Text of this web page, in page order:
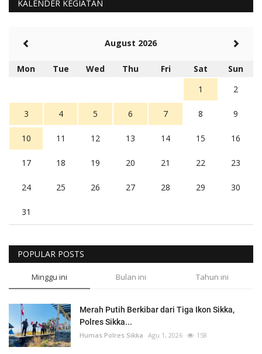
KALENDER KEGIATAN
August 2026
Mon Tue Wed Thu Fri Sat
Sun
1
2
3 4 5 6 7 8 9
10 11 12 13 14 15 16
17 18 19 20 21 22 23
24 25 26 27 28 29 30
31
POPULAR POSTS
Minggu ini Bulan ini Tahun ini
Merah Putih Berkibar dari Tiga Ikon Sikka,
Polres Sikka...
Humas Polres Sikka Agu 1, 2026 158